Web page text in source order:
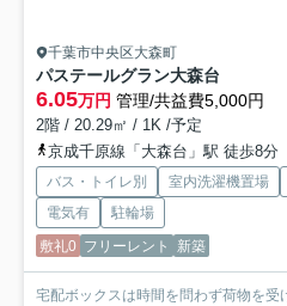
千葉市中央区大森町
パステールグラン大森台
6.05万円 管理/共益費5,000円
2階 / 20.29㎡ / 1K /予定
京成千原線「大森台」駅 徒歩8分
バス・トイレ別 室内洗濯機置場
電気有
駐輪場
敷礼0 フリーレント 新築
宅配ボックスは時間を問わず荷物を受